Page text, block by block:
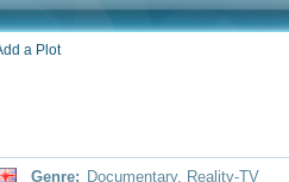
Gordon Ramsay puts 12 aspiring
rigorous and devastating challenges
Hollywood, "Hell's Kitchen", to
them will win the restaurant of their
are quickly becoming nightmares..